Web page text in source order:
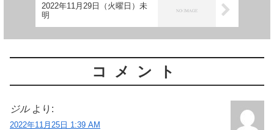
2022年11月29日（火曜日）未
明
コメント
ジル より:
2022年11月25日 1:39 AM